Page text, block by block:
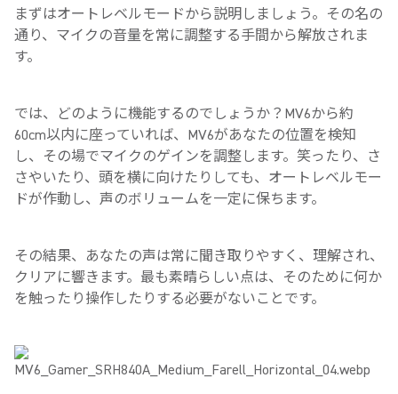
まずはオートレベルモードから説明しましょう。その名の
通り、マイクの音量を常に調整する手間から解放されま
す。
では、どのように機能するのでしょうか？ MV6から約
60cm以内に座っていれば、 MV6があなたの位置を検知
し、その場でマイクのゲインを調整します。笑ったり、さ
さやいたり、頭を横に向けたりしても、オートレベルモー
ドが作動し、声のボリュームを一定に保ちます。
その結果、あなたの声は常に聞き取りやすく、理解され、
クリアに響きます。最も素晴らしい点は、そのために何か
を触ったり操作したりする必要がないことです。